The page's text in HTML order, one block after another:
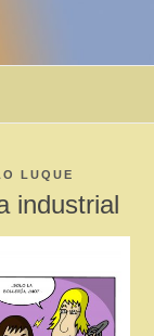
LUQUE
industrial